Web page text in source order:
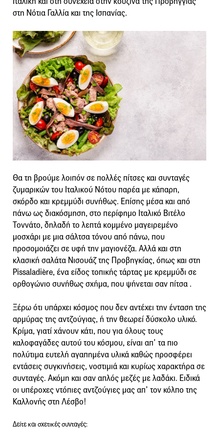
στη Νότια Γαλλία και της Ισπανίας.
Θα τη βρούμε λοιπόν σε πολλές πίτσες και συνταγές
ζυμαρικών του Ιταλικού Νότου παρέα με κάπαρη,
σκόρδο και κρεμμύδι συνήθως. Επίσης μέσα και από
πάνω ως διακόσμηση, στο περίφημο Ιταλικό Βιτέλο
Τοννάτο, δηλαδή το λεπτά κομμένο μαγειρεμένο
μοσχάρι με μια σάλτσα τόνου από πάνω, που
προσομοιάζει σε υφή την μαγιονέζα. Αλλά και στη
κλασική σαλάτα Νισουάζ της Προβηγκίας, όπως και στη
Pissaladière, ένα είδος τοπικής τάρτας με κρεμμύδι σε
ορθογώνιο συνήθως σχήμα, που ψήνεται σαν πίτσα .
Ξέρω ότι υπάρχει κόσμος που δεν αντέχει την ένταση της
αρμύρας της αντζούγιας, ή την θεωρεί δύσκολο υλικό.
Κρίμα, γιατί χάνουν κάτι, που για όλους τους
καλοφαγάδες αυτού του κόσμου, είναι απ’ τα πιο
πολύτιμα ευτελή αγαπημένα υλικά καθώς προσφέρει
εντάσεις συγκινήσεις, νοστιμιά και κυρίως χαρακτήρα σε
συνταγές. Ακόμη και σαν απλός μεζές με λαδάκι. Ειδικά
οι υπέροχες ντόπιες αντζούγιες μας απ’ τον κόλπο της
Καλλονής στη Λέσβο!
Δείτε και σχετικές συνταγές: